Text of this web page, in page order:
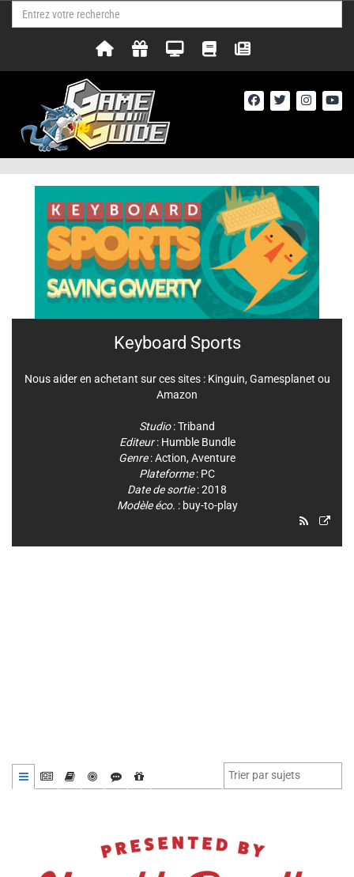
Keyboard Sports
Nous aider en achetant sur ces sites : Kinguin, Gamesplanet ou
Amazon
Studio:Triband
Editeur: Humble Bundle
Genre:Action, Aventure
Plateforme: PC
Date de sortie: 2018
Modèle éco. : buy-to-play